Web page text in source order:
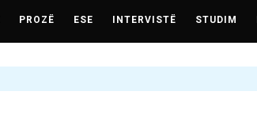
PROZË ESE INTERVISTË STUDIM